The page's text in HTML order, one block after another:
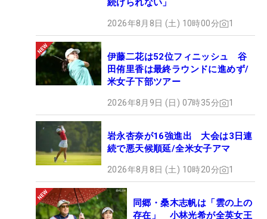
続けられない」
2026年8月8日 (土) 10時00分 1
伊藤二花は52位フィニッシュ 谷
田侑里香は最終ラウンドに進めず/
米女子下部ツアー
2026年8月9日 (日) 07時35分 1
岩永杏奈が16強進出 大会は3日連
続で悪天候順延/全米女子アマ
2026年8月8日 (土) 10時20分 1
同郷・桑木志帆は「雲の上の
存在」 小林光希が全英女王